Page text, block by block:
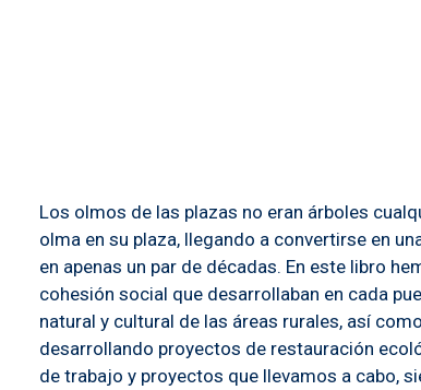
Los olmos de las plazas no eran árboles
olma en su plaza, llegando a convertirse en
en apenas un par de décadas. En este libro
cohesión social que desarrollaban en cada
natural y cultural de las áreas rurales, así
desarrollando proyectos de restauración
de trabajo y proyectos que llevamos a cabo,